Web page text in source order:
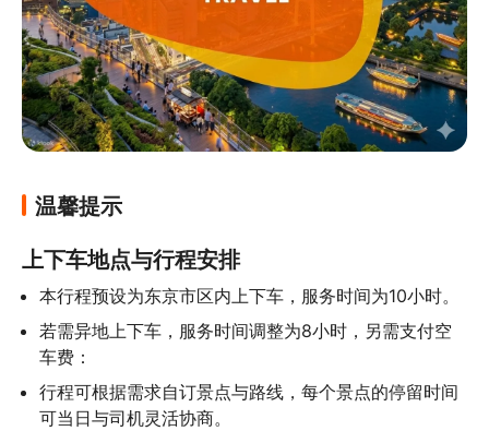
温馨提示
上下车地点与行程安排
本行程预设为东京市区内上下车，服务时间为10小时。
若需异地上下车，服务时间调整为8小时，另需支付空
车费：
行程可根据需求自订景点与路线，每个景点的停留时间
可当日与司机灵活协商。